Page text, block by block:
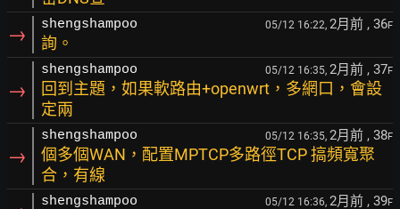
→ shengshampoo 05/12 16:22, 2月前 , 36F
詢。
→
shengshampoo 05/12 16:35, 2月前 , 37F
回到主題，如果軟路由+openwrt，多網口，會設
定兩
→
shengshampoo 05/12 16:35, 2月前 , 38F
個多個WAN，配置MPTCP多路徑TCP 搞頻寬聚
合，有線
shengshampoo 05/12 16:36, 2月前 , 39F